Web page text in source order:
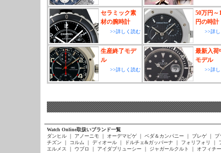
セラミック素
材の腕時計
>>詳しく読む
50万円～
円の時計
>>詳
生産終了モデ
ル
>>詳しく読む
最新入荷
モデル
>>詳
Watch Online取扱いブランド一覧
ダンヒル
｜ アノーニモ ｜ オーデマピゲ ｜ ベダ＆カンパニー ｜ ブレゲ ｜
ブ
チズン
｜ コルム ｜ ディオール ｜ ドルチェ&ガッバーナ ｜ フォリフォリ ｜
エルメス
｜ ウブロ ｜ アイダブリューシー ｜ ジャガールクルト ｜
オフィチ